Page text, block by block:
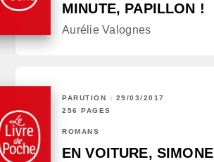
MINUTE, PAPILLON !
Aurélie Valognes
PARUTION : 29/03/2017
256 PAGES
ROMANS
EN VOITURE, SIMONE